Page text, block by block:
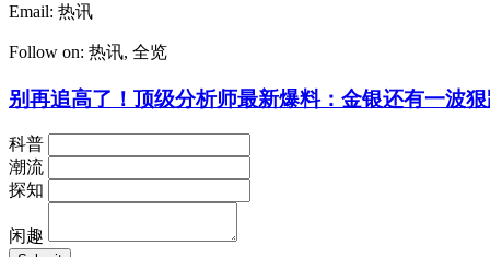
Email: 热讯
Follow on: 热讯, 全览
别再追高了！顶级分析师最新爆料：金银还有一波
科普
潮流
探知
闲趣